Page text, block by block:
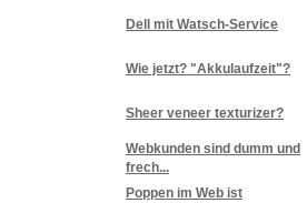
Dell mit Watsch-Service
Wie jetzt? "Akkulaufzeit"?
Sheer veneer texturizer?
Webkunden sind dumm und
frech...
Poppen im Web ist